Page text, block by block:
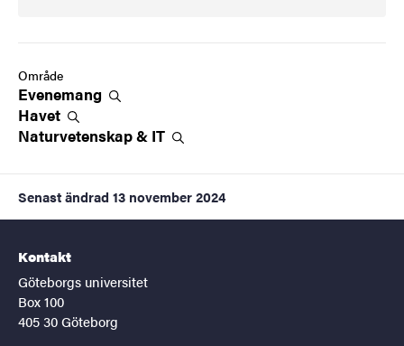
Område
Evenemang
Havet
Naturvetenskap & IT
Senast ändrad 13 november 2024
Kontakt
Göteborgs universitet
Box 100
405 30 Göteborg